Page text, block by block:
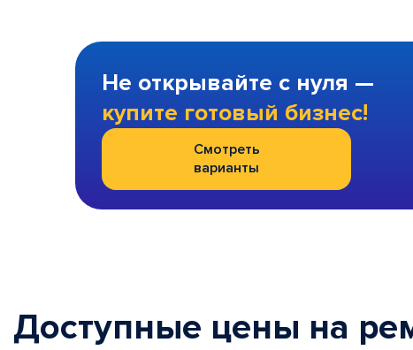
Не открывайте с нуля —
купите готовый бизнес!
Смотреть
варианты
Доступные цены на